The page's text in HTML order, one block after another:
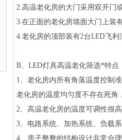
2.高温老化房的大门采用双开门
3.在正面的老化房墙面大门上装
4.老化房的顶部装有2台LED飞利
B、 LED灯具高温老化筛选*特点
1、老化房内所有角落温度控制
老化房的温度均匀度不存在死角
2、高温老化房的温度可调性很
3、电路系统、加热系统、负载
4、房子整整的结构设计非常合